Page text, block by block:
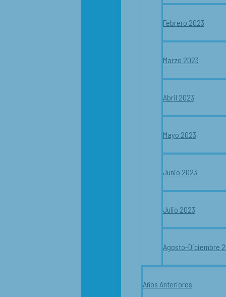
Febrero 2023
Marzo 2023
Abril 2023
Mayo 2023
Junio 2023
Julio 2023
Agosto-Diciembre
Años Anteriores